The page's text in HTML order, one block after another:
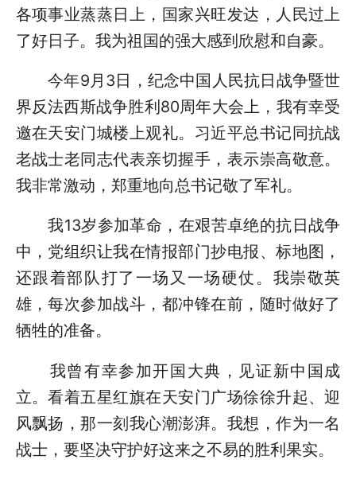
各项事业蒸蒸日上，国家兴旺发达，人民过上
了好日子。我为祖国的强大感到欣慰和自豪。
今年9月3日，纪念中国人民抗日战争暨世
界反法西斯战争胜利80周年大会上，我有幸受
邀在天安门城楼上观礼。习近平总书记同抗战
老战士老同志代表亲切握手，表示崇高敬意。
我非常激动，郑重地向总书记敬了军礼。
我13岁参加革命，在艰苦卓绝的抗日战争
中，党组织让我在情报部门抄电报、标地图，
还跟着部队打了一场又一场硬仗。我崇敬英
雄，每次参加战斗，都冲锋在前，随时做好了
牺牲的准备。
我曾有幸参加开国大典，见证新中国成
立。看着五星红旗在天安门广场徐徐升起、迎
风飘扬，那一刻我心潮澎湃。我想，作为一名
战士，要坚决守护好这来之不易的胜利果实。